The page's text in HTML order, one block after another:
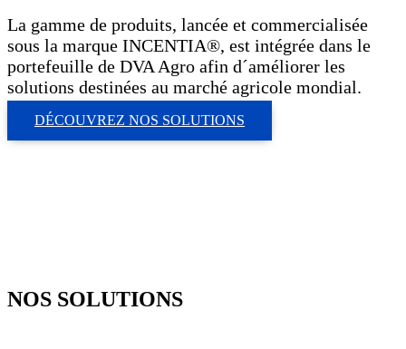
La gamme de produits, lancée et commercialisée
sous la marque INCENTIA®, est intégrée dans le
portefeuille de DVA Agro afin d´améliorer les
solutions destinées au marché agricole mondial.
DÉCOUVREZ NOS SOLUTIONS
NOS SOLUTIONS